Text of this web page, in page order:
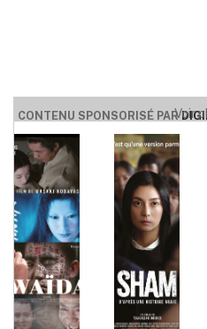
CONTENU SPONSORISÉ PARVoir